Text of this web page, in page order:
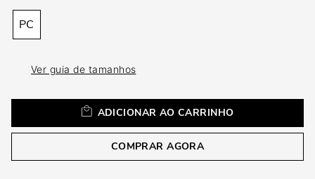
PC
Ver guia de tamanhos
ADICIONAR AO CARRINHO
COMPRAR AGORA